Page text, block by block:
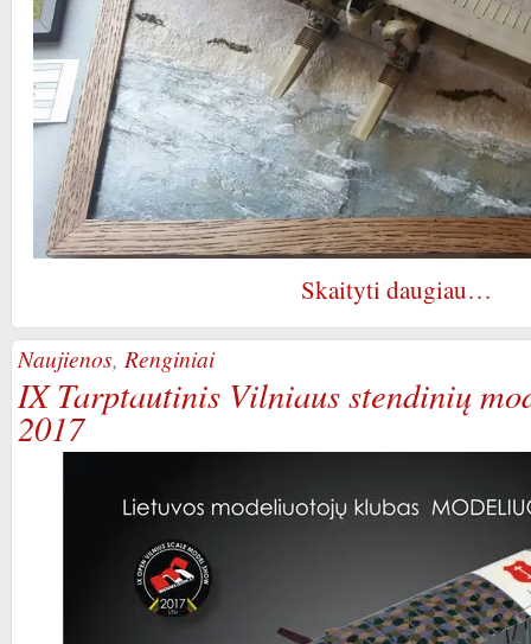
Skaityti daugiau…
Naujienos, Renginiai
IX Tarptautinis Vilniaus stendinių
2017